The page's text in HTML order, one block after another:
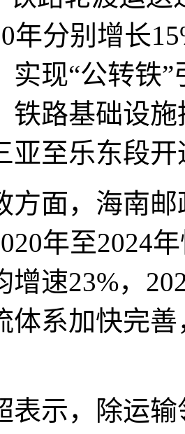
年分别增长
实现“公转铁
铁路基础设
亚至乐东段
面，海南邮
年至2024
增速23%，
体系加快完
示，除运输